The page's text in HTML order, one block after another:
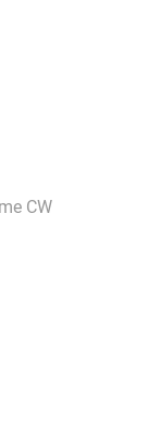
CW